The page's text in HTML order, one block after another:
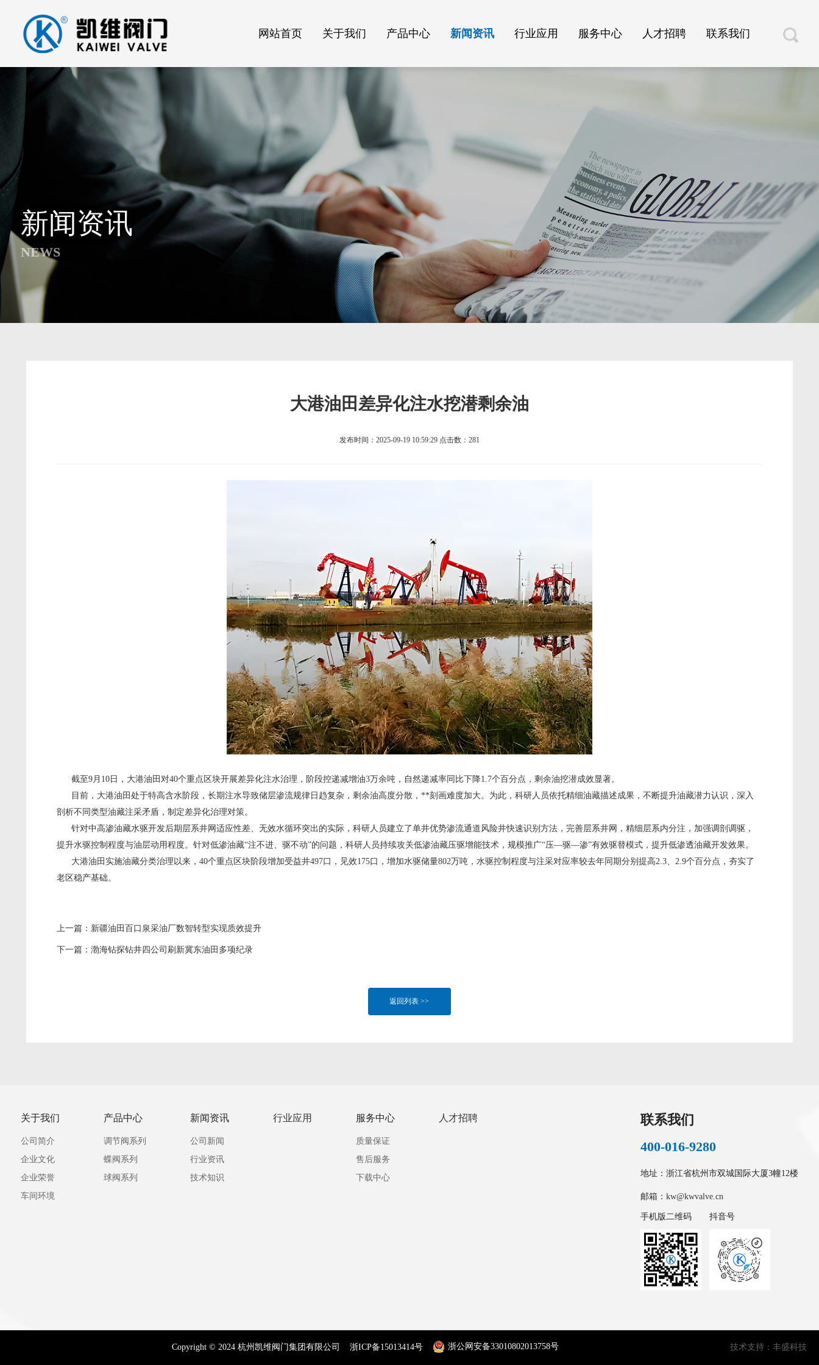
网站首页 关于我们 产品中心 新闻资讯 行业应用 服务中心 人才招聘 联系我们
新闻资讯
NEWS
大港油田差异化注水挖潜剩余油
发布时间：2025-09-19 10:59:29点击数： 281
截至9月10日，大港油田对40个重点区块开展差异化注水治理，阶段控递减增油3万余吨，自然递减率同比下降1.7个百分点，剩余油挖潜成效显著。
目前，大港油田处于特高含水阶段，长期注水导致储层渗流规律日趋复杂，剩余油高度分散，**刻画难度加大。为此，科研人员依托精细油藏描述成果，不断提升油藏潜力认识，深入
剖析不同类型油藏注采矛盾，制定差异化治理对策。
针对中高渗油藏水驱开发后期层系井网适应性差、无效水循环突出的实际，科研人员建立了单井优势渗流通道风险井快速识别方法，完善层系井网，精细层系内分注，加强调剖调驱，
提升水驱控制程度与油层动用程度。针对低渗油藏“注不进、驱不动”的问题，科研人员持续攻关低渗油藏压驱增能技术，规模推广“压—驱—渗”有效驱替模式，提升低渗透油藏开发效果。
大港油田实施油藏分类治理以来，40个重点区块阶段增加受益井497口，见效175口，增加水驱储量802万吨，水驱控制程度与注采对应率较去年同期分别提高2.3、2.9个百分点，夯实了
老区稳产基础。
上一篇： 新疆油田百口泉采油厂数智转型实现质效提升
下一篇：渤海钻探钻井四公司刷新冀东油田多项纪录
返回列表 >>
关于我们
公司简介
企业文化
企业荣誉
车间环境
产品中心
调节阀系列
蝶阀系列
球阀系列
新闻资讯
公司新闻
行业资讯
技术知识
行业应用 服务中心
质量保证
售后服务
下载中心
人才招聘
联系我们
400-016-9280
地址：浙江省杭州市双城国际大厦3幢12楼
邮箱：kw@kwvalve.cn
手机版二维码 抖音号
Copyright © 2024 杭州凯维阀门集团有限公司 浙ICP备15013414号 浙公网安备33010802013758号 技术支持：丰盛科技